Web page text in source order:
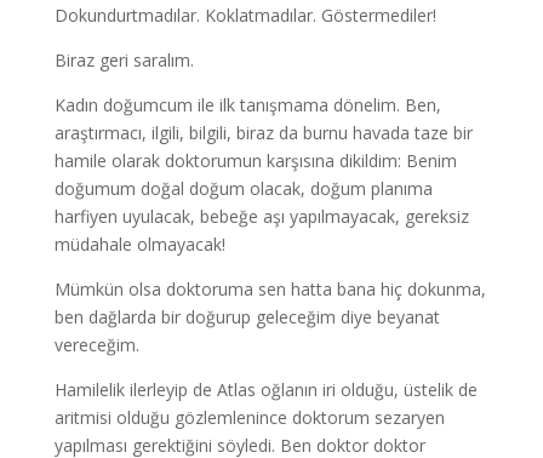
Dokundurtmadılar. Koklatmadılar. Göstermediler!
Biraz geri saralım.
Kadın doğumcum ile ilk tanışmama dönelim. Ben,
araştırmacı, ilgili, bilgili, biraz da burnu havada taze bir
hamile olarak doktorumun karşısına dikildim: Benim
doğumum doğal doğum olacak, doğum planıma
harfiyen uyulacak, bebeğe aşı yapılmayacak, gereksiz
müdahale olmayacak!
Mümkün olsa doktoruma sen hatta bana hiç dokunma,
ben dağlarda bir doğurup geleceğim diye beyanat
vereceğim.
Hamilelik ilerleyip de Atlas oğlanın iri olduğu, üstelik de
aritmisi olduğu gözlemlenince doktorum sezaryen
yapılması gerektiğini söyledi. Ben doktor doktor